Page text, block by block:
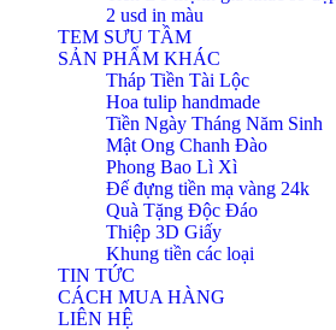
2 usd in màu
TEM SƯU TẦM
SẢN PHẨM KHÁC
Tháp Tiền Tài Lộc
Hoa tulip handmade
Tiền Ngày Tháng Năm Sinh
Mật Ong Chanh Đào
Phong Bao Lì Xì
Đế đựng tiền mạ vàng 24k
Quà Tặng Độc Đáo
Thiệp 3D Giấy
Khung tiền các loại
TIN TỨC
CÁCH MUA HÀNG
LIÊN HỆ